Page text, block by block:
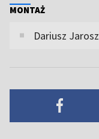
MONTAŻ
Dariusz Jarosz